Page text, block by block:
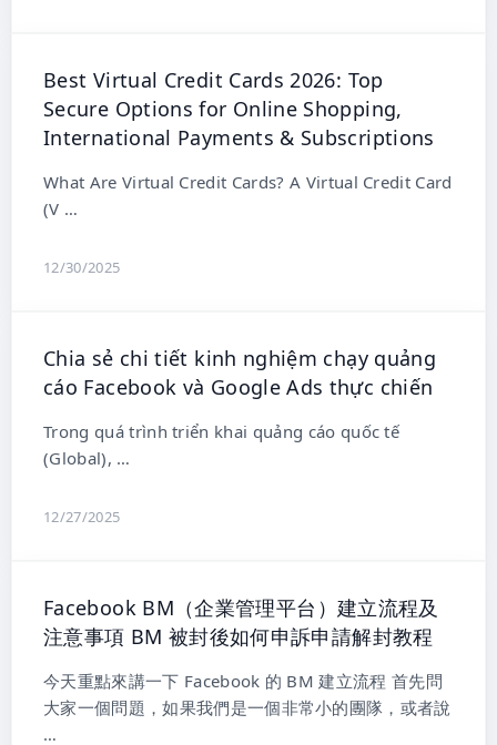
Best Virtual Credit Cards 2026: Top
Secure Options for Online Shopping,
International Payments & Subscriptions
What Are Virtual Credit Cards? A Virtual Credit Card
(V …
12/30/2025
Chia sẻ chi tiết kinh nghiệm chạy quảng
cáo Facebook và Google Ads thực chiến
Trong quá trình triển khai quảng cáo quốc tế
(Global), …
12/27/2025
Facebook BM（企業管理平台）建立流程及
注意事項 BM 被封後如何申訴申請解封教程
今天重點來講一下 Facebook 的 BM 建立流程 首先問
大家一個問題，如果我們是一個非常小的團隊，或者說
…